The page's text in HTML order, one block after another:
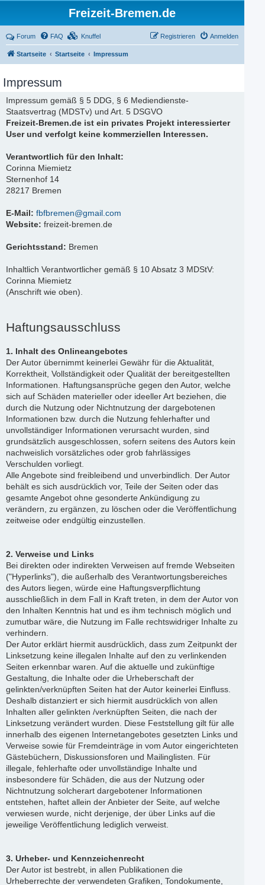
Freizeit-Bremen.de
Forum FAQ Knuffel Anmelden
Registrieren
Startseite Startseite Impressum
Impressum
Impressum gemäß § 5 DDG, § 6 Mediendienste-
Staatsvertrag (MDSTv) und Art. 5 DSGVO
Freizeit-Bremen.de ist ein privates Projekt interessierter
User und verfolgt keine kommerziellen Interessen.
Verantwortlich für den Inhalt:
Corinna Miemietz
Sternenhof 14
28217 Bremen
E-Mail: fbfbremen@gmail.com
Website: freizeit-bremen.de
Gerichtsstand: Bremen
Inhaltlich Verantwortlicher gemäß § 10 Absatz 3 MDStV:
Corinna Miemietz
(Anschrift wie oben).
Haftungsausschluss
1. Inhalt des Onlineangebotes
Der Autor übernimmt keinerlei Gewähr für die Aktualität,
Korrektheit, Vollständigkeit oder Qualität der bereitgestellten
Informationen. Haftungsansprüche gegen den Autor, welche
sich auf Schäden materieller oder ideeller Art beziehen, die
durch die Nutzung oder Nichtnutzung der dargebotenen
Informationen bzw. durch die Nutzung fehlerhafter und
unvollständiger Informationen verursacht wurden, sind
grundsätzlich ausgeschlossen, sofern seitens des Autors kein
nachweislich vorsätzliches oder grob fahrlässiges
Verschulden vorliegt.
Alle Angebote sind freibleibend und unverbindlich. Der Autor
behält es sich ausdrücklich vor, Teile der Seiten oder das
gesamte Angebot ohne gesonderte Ankündigung zu
verändern, zu ergänzen, zu löschen oder die Veröffentlichung
zeitweise oder endgültig einzustellen.
2. Verweise und Links
Bei direkten oder indirekten Verweisen auf fremde Webseiten
("Hyperlinks"), die außerhalb des Verantwortungsbereiches
des Autors liegen, würde eine Haftungsverpflichtung
ausschließlich in dem Fall in Kraft treten, in dem der Autor von
den Inhalten Kenntnis hat und es ihm technisch möglich und
zumutbar wäre, die Nutzung im Falle rechtswidriger Inhalte zu
verhindern.
Der Autor erklärt hiermit ausdrücklich, dass zum Zeitpunkt der
Linksetzung keine illegalen Inhalte auf den zu verlinkenden
Seiten erkennbar waren. Auf die aktuelle und zukünftige
Gestaltung, die Inhalte oder die Urheberschaft der
gelinkten/verknüpften Seiten hat der Autor keinerlei Einfluss.
Deshalb distanziert er sich hiermit ausdrücklich von allen
Inhalten aller gelinkten /verknüpften Seiten, die nach der
Linksetzung verändert wurden. Diese Feststellung gilt für alle
innerhalb des eigenen Internetangebotes gesetzten Links und
Verweise sowie für Fremdeinträge in vom Autor eingerichteten
Gästebüchern, Diskussionsforen und Mailinglisten. Für
illegale, fehlerhafte oder unvollständige Inhalte und
insbesondere für Schäden, die aus der Nutzung oder
Nichtnutzung solcherart dargebotener Informationen
entstehen, haftet allein der Anbieter der Seite, auf welche
verwiesen wurde, nicht derjenige, der über Links auf die
jeweilige Veröffentlichung lediglich verweist.
3. Urheber- und Kennzeichenrecht
Der Autor ist bestrebt, in allen Publikationen die
Urheberrechte der verwendeten Grafiken, Tondokumente,